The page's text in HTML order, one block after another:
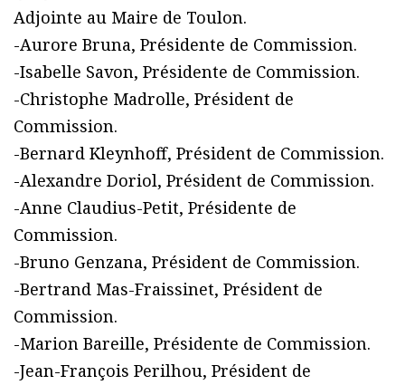
Adjointe au Maire de Toulon.
-Aurore Bruna, Présidente de Commission.
-Isabelle Savon, Présidente de Commission.
-Christophe Madrolle, Président de
Commission.
-Bernard Kleynhoff, Président de Commission.
-Alexandre Doriol, Président de Commission.
-Anne Claudius-Petit, Présidente de
Commission.
-Bruno Genzana, Président de Commission.
-Bertrand Mas-Fraissinet, Président de
Commission.
-Marion Bareille, Présidente de Commission.
-Jean-François Perilhou, Président de